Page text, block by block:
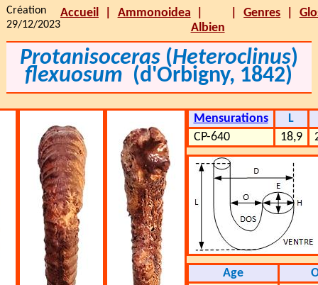
Création
29/12/2023
Accueil
Ammonoidea
Albien
Genres
Protanisoceras(Heteroclinus)
flexuosum (d'Orbigny, 1842)
Mensurations
L
CP-640
18,9
Age